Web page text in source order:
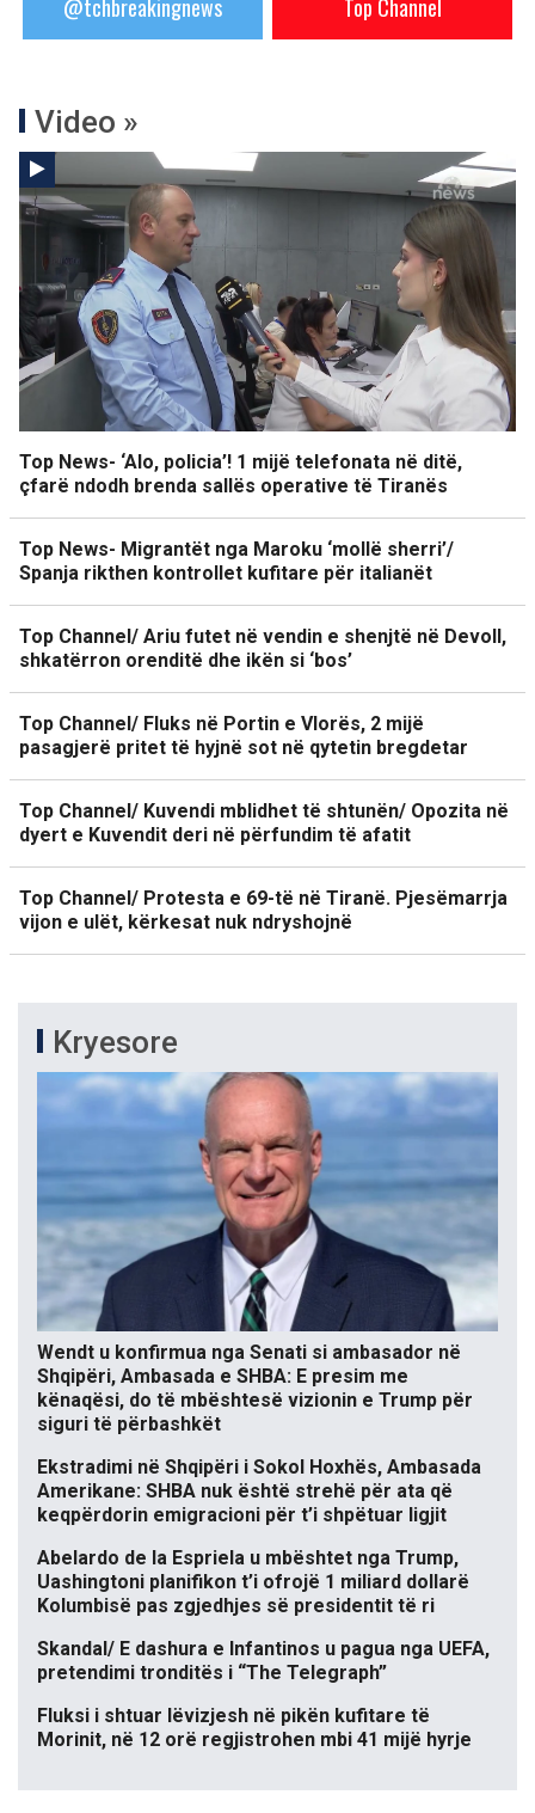
@tchbreakingnews Top Channel
Video »
Top News- ‘Alo, policia’! 1 mijë telefonata në ditë,
çfarë ndodh brenda sallës operative të Tiranës
Top News- Migrantët nga Maroku ‘mollë sherri’/
Spanja rikthen kontrollet kufitare për italianët
Top Channel/ Ariu futet në vendin e shenjtë në Devoll,
shkatërron orenditë dhe ikën si ‘bos’
Top Channel/ Fluks në Portin e Vlorës, 2 mijë
pasagjerë pritet të hyjnë sot në qytetin bregdetar
Top Channel/ Kuvendi mblidhet të shtunën/ Opozita në
dyert e Kuvendit deri në përfundim të afatit
Top Channel/ Protesta e 69-të në Tiranë. Pjesëmarrja
vijon e ulët, kërkesat nuk ndryshojnë
Kryesore
Wendt u konfirmua nga Senati si ambasador në
Shqipëri, Ambasada e SHBA: E presim me
kënaqësi, do të mbështesë vizionin e Trump për
siguri të përbashkët
Ekstradimi në Shqipëri i Sokol Hoxhës, Ambasada
Amerikane: SHBA nuk është strehë për ata që
keqpërdorin emigracioni për t’i shpëtuar ligjit
Abelardo de la Espriela u mbështet nga Trump,
Uashingtoni planifikon t’i ofrojë 1 miliard dollarë
Kolumbisë pas zgjedhjes së presidentit të ri
Skandal/ E dashura e Infantinos u pagua nga UEFA,
pretendimi tronditës i “The Telegraph”
Fluksi i shtuar lëvizjesh në pikën kufitare të
Morinit, në 12 orë regjistrohen mbi 41 mijë hyrje